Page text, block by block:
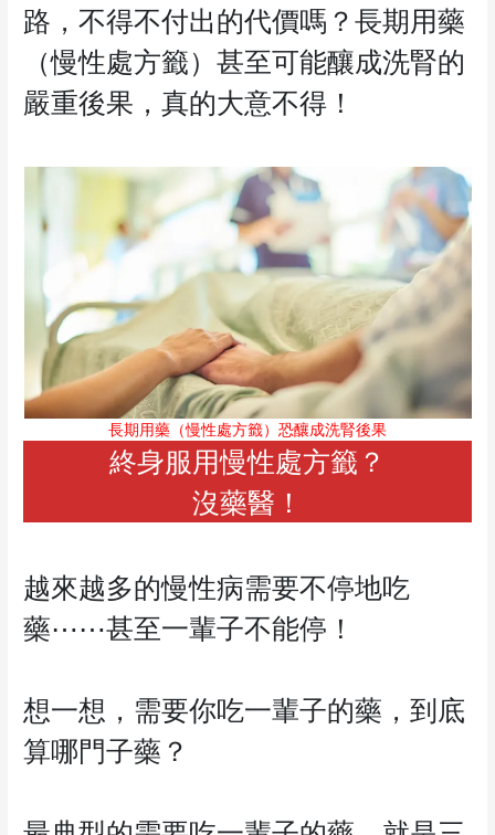
路，不得不付出的代價嗎？長期用藥
（慢性處方籤）甚至可能釀成洗腎的
嚴重後果，真的大意不得！
長期用藥（慢性處方籤）恐釀成洗腎後果
終身服用慢性處方籤？
沒藥醫！
越來越多的慢性病需要不停地吃
藥⋯⋯甚至一輩子不能停！
想一想，需要你吃一輩子的藥，到底
算哪門子藥？